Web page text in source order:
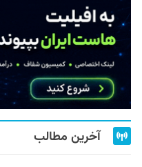
آخرین مطالب